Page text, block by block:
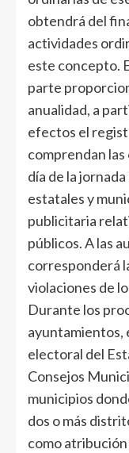
obtendrá del
actividades
este concepto.
parte
anualidad, a
efectos el
comprendan
día de la
estatales y
publicitaria
públicos. A las
corresponderá
violaciones de
Durante los
ayuntamientos,
electoral del
Consejos
municipios
dos o más
como